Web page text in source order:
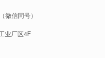
（微信同号）
业厂区4F